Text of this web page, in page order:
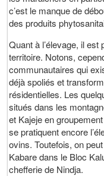
c’est le manque de
des produits
Quant à l’élevage, il
territoire. Notons,
communautaires qui
déjà spoliés et
résidentielles. Les
situés dans les
et Kajeje en
se pratiquent encore
ovins. Toutefois, on
Kabare dans le Bloc
chefferie de Nindja.